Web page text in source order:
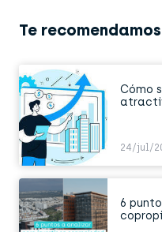
Te
Cómo
24/jul/
6